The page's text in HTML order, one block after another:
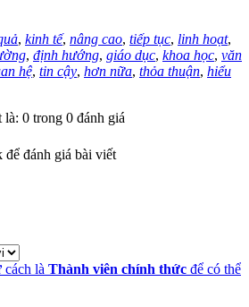
, kinh tế, nâng cao, tiếp tục, linh hoạt,
, định hướng, giáo dục, khoa học, văn
hệ, tin cậy, hơn nữa, thỏa thuận, hiểu
là: 0 trong 0 đánh giá
để đánh giá bài viết
cách là Thành viên chính thức để có thể